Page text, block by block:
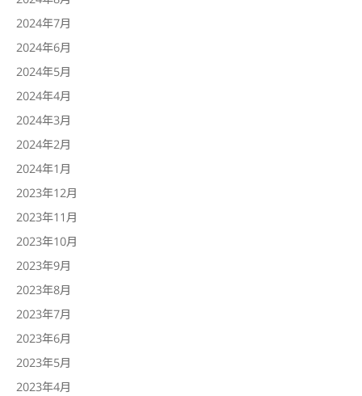
2024年7月
2024年6月
2024年5月
2024年4月
2024年3月
2024年2月
2024年1月
2023年12月
2023年11月
2023年10月
2023年9月
2023年8月
2023年7月
2023年6月
2023年5月
2023年4月